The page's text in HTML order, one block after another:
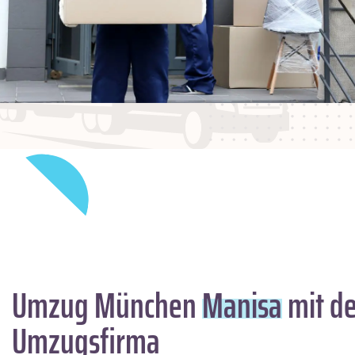
Umzug MünchenManisamit
Umzugsfirma